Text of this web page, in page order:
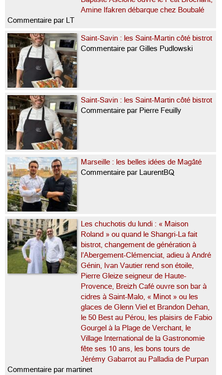
Amine Ifakren débarque chez Boubalé
Commentaire par LT
Saint-Savin : les Saint-Martin côté bistrot
Commentaire par Gilles Pudlowski
Saint-Savin : les Saint-Martin côté bistrot
Commentaire par Pierre Feuilly
Marseille : les belles idées de Magâté
Commentaire par LaurentBQ
Les chuchotis du lundi : « Maison
Roland » ou quand le Shangri-La fait
bistrot, changement de génération à
l’Abergement-Clémenciat, adieu à André
Génin, Ivan Vautier rend son étoile,
Pierre Gleize seigneur de Haute-
Provence, Breizh Café ouvre son bar à
cidres à Saint-Malo, « Minot » ou les
glaces de Glenn Viel et Brandon Dehan,
le 50 Best au Pérou, les plaisirs de Fabio
Gourgel à la Plage de Verchant, le
Village International de la Gastronomie
fête ses 10 ans, les bons tours de
Jérémy Gabarrot au Palladia de Purpan
Commentaire par martinet